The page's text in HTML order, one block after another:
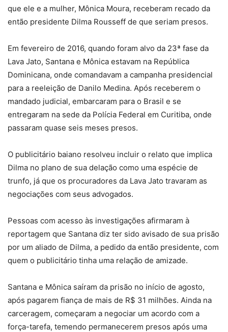
que ele e a mulher, Mônica Moura, receberam recado da
então presidente Dilma Rousseff de que seriam presos.
Em fevereiro de 2016, quando foram alvo da 23ª fase da
Lava Jato, Santana e Mônica estavam na República
Dominicana, onde comandavam a campanha presidencial
para a reeleição de Danilo Medina. Após receberem o
mandado judicial, embarcaram para o Brasil e se
entregaram na sede da Polícia Federal em Curitiba, onde
passaram quase seis meses presos.
O publicitário baiano resolveu incluir o relato que implica
Dilma no plano de sua delação como uma espécie de
trunfo, já que os procuradores da Lava Jato travaram as
negociações com seus advogados.
Pessoas com acesso às investigações afirmaram à
reportagem que Santana diz ter sido avisado de sua prisão
por um aliado de Dilma, a pedido da então presidente, com
quem o publicitário tinha uma relação de amizade.
Santana e Mônica saíram da prisão no início de agosto,
após pagarem fiança de mais de R$ 31 milhões. Ainda na
carceragem, começaram a negociar um acordo com a
força-tarefa, temendo permanecerem presos após uma